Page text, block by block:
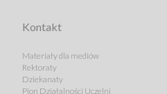
Kontakt
Materiały dla mediów
Rektoraty
Dziekanaty
Pion Działalności Uczelni